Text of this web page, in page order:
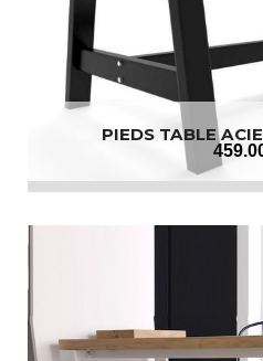
PIEDS TABLE
459